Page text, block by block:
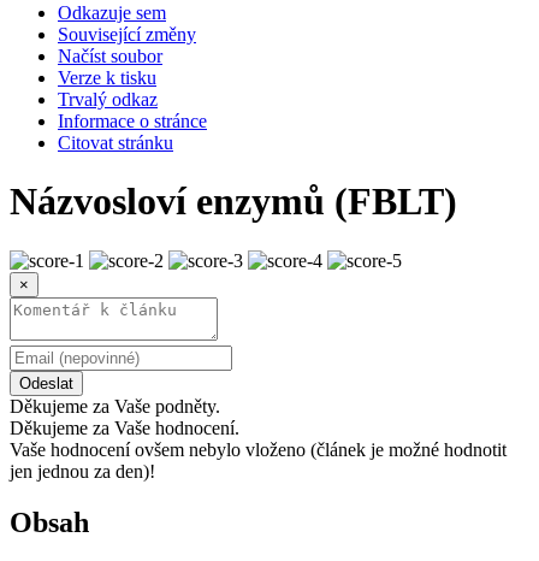
Odkazuje sem
Související změny
Načíst soubor
Verze k tisku
Trvalý odkaz
Informace o stránce
Citovat stránku
Názvosloví enzymů (FBLT)
×
Odeslat
Děkujeme za Vaše podněty.
Děkujeme za Vaše hodnocení.
Vaše hodnocení ovšem nebylo vloženo (článek je možné hodnotit
jen jednou za den)!
Obsah